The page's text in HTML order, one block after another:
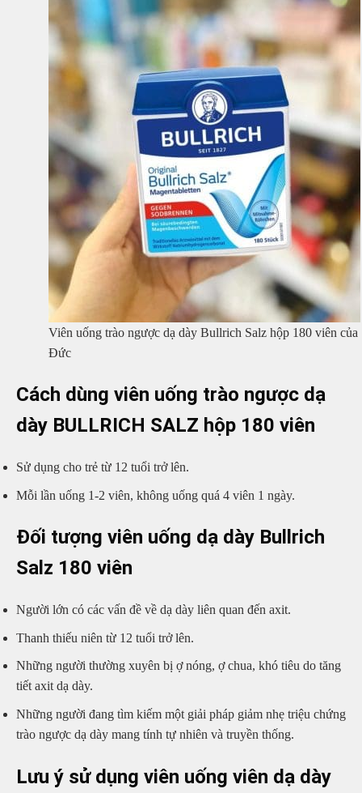
Viên uống trào ngược dạ dày Bullrich Salz hộp 180 viên của
Đức
Cách dùng viên uống trào ngược dạ
dày BULLRICH SALZ hộp 180 viên
Sử dụng cho trẻ từ 12 tuổi trở lên.
Mỗi lần uống 1-2 viên, không uống quá 4 viên 1 ngày.
Đối tượng viên uống dạ dày Bullrich
Salz 180 viên
Người lớn có các vấn đề về dạ dày liên quan đến axit.
Thanh thiếu niên từ 12 tuổi trở lên.
Những người thường xuyên bị ợ nóng, ợ chua, khó tiêu do tăng
tiết axit dạ dày.
Những người đang tìm kiếm một giải pháp giảm nhẹ triệu chứng
trào ngược dạ dày mang tính tự nhiên và truyền thống.
Lưu ý sử dụng viên uống viên dạ dày